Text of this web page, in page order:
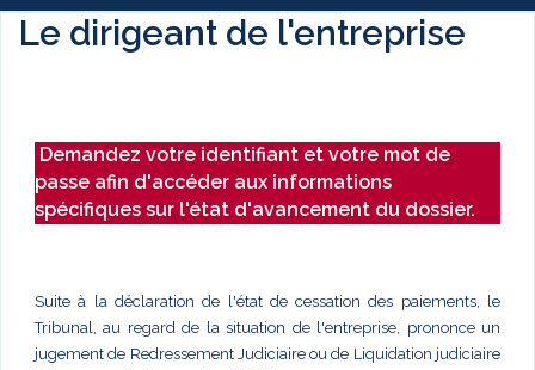
Le dirigeant de l'entreprise
Demandez votre identifiant et votre mot de
passe afin d'accéder aux informations
spécifiques sur l'état d'avancement du dossier.
Suite à la déclaration de l'état de cessation des paiements, le
Tribunal, au regard de la situation de l'entreprise, prononce un
jugement de Redressement Judiciaire ou de Liquidation judiciaire